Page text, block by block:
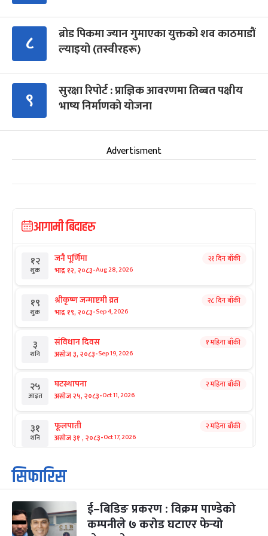
८
ब्रोड पिकमा ज्यान गुमाएका युक्तको शव काठमाडौं
ल्याइयो (तस्वीरहरू)
९
सुरक्षा रिपोर्ट : प्राज्ञिक आवरणमा तिब्बत पक्षीय
भाष्य निर्माणको योजना
Advertisment
आगामी बिदाहरु
१२
शुक्र
जनै पूर्णिमा
भाद्र १२, २०८३-Aug 28, 2026
२१ दिन बाँकी
१९
शुक्र
श्रीकृष्ण जन्माष्टमी व्रत
भाद्र १९, २०८३-Sep 4, 2026
२८ दिन बाँकी
३
शनि
संविधान दिवस
असोज ३, २०८३-Sep 19, 2026
१ महिना बाँकी
२५
आइत
घटस्थापना
असोज २५, २०८३-Oct 11, 2026
२ महिना बाँकी
३१
शनि
फूलपाती
असोज ३१ , २०८३-Oct 17, 2026
२ महिना बाँकी
१
आइत
कार्तिक सङ्क्रान्ति
कार्तिक १, २०८३
३
मंगल
महानवमी
कार्तिक ३, २०८३-Oct 20, 2026
२ महिना बाँकी
सिफारिस
ई–बिडिङ प्रकरण : विक्रम पाण्डेको
कम्पनीले ७ करोड घटाएर फेर्‍यो